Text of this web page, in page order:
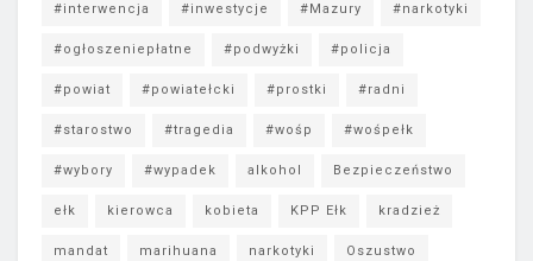
#interwencja #inwestycje #Mazury #narkotyki
#ogłoszeniepłatne #podwyżki #policja
#powiat #powiatełcki #prostki #radni
#starostwo #tragedia #wośp #wośpełk
#wybory #wypadek alkohol Bezpieczeństwo
ełk kierowca kobieta KPP Ełk kradzież
mandat marihuana narkotyki Oszustwo